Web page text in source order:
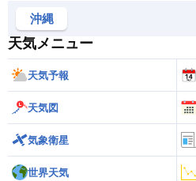
沖縄
天気メニュー
天気予報
天気図
気象衛星
世界天気